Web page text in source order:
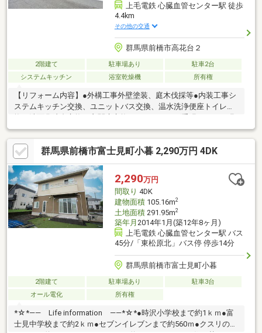
上毛電鉄 心臓血管センター駅 徒歩
4.4km
その他の交通
群馬県前橋市高花台２
2階建て 駐車場あり
駐車2台
システムキッチン
浴室乾燥機 所有権
【リフォーム内容】●外構工事外壁塗装、庭木伐採等●内装工事シ
ステムキッチン交換、ユニットバス交換、温水洗浄便座トイレ交
替、シューズボックス交換、建具交換、インターホン設置、火災
報知器設置、照明LED交換、クリーニング、防蟻工事等【おすす
めポイント】・シロアリ防除工事施工後5年間保証。・新品の照明
器具設置予定なので入居後にすぐに生活が始められます。・雨漏
り、構造上主要な部分の欠陥や・腐食、給排水管の故障や漏水に
ついてお引渡しより２年間保証。
群馬県前橋市富士見町小暮 2,290万円 4DK
2,290万円
間取り 4DK
建物面積105.16m2
土地面積291.95m2
築年月 2014年1月(築12年8ヶ月)
上毛電鉄 心臓血管センター駅 バス
45分/「東松原北」バス停 停歩14分
群馬県前橋市富士見町小暮
2階建て 駐車場あり
駐車3台
オール電化
所有権
*☆*―― Life information ――*☆*●時沢小学校まで約1ｋｍ●富
士見中学校まで約2ｋｍ●セブンイレブンまで約560ｍ●クスリのア